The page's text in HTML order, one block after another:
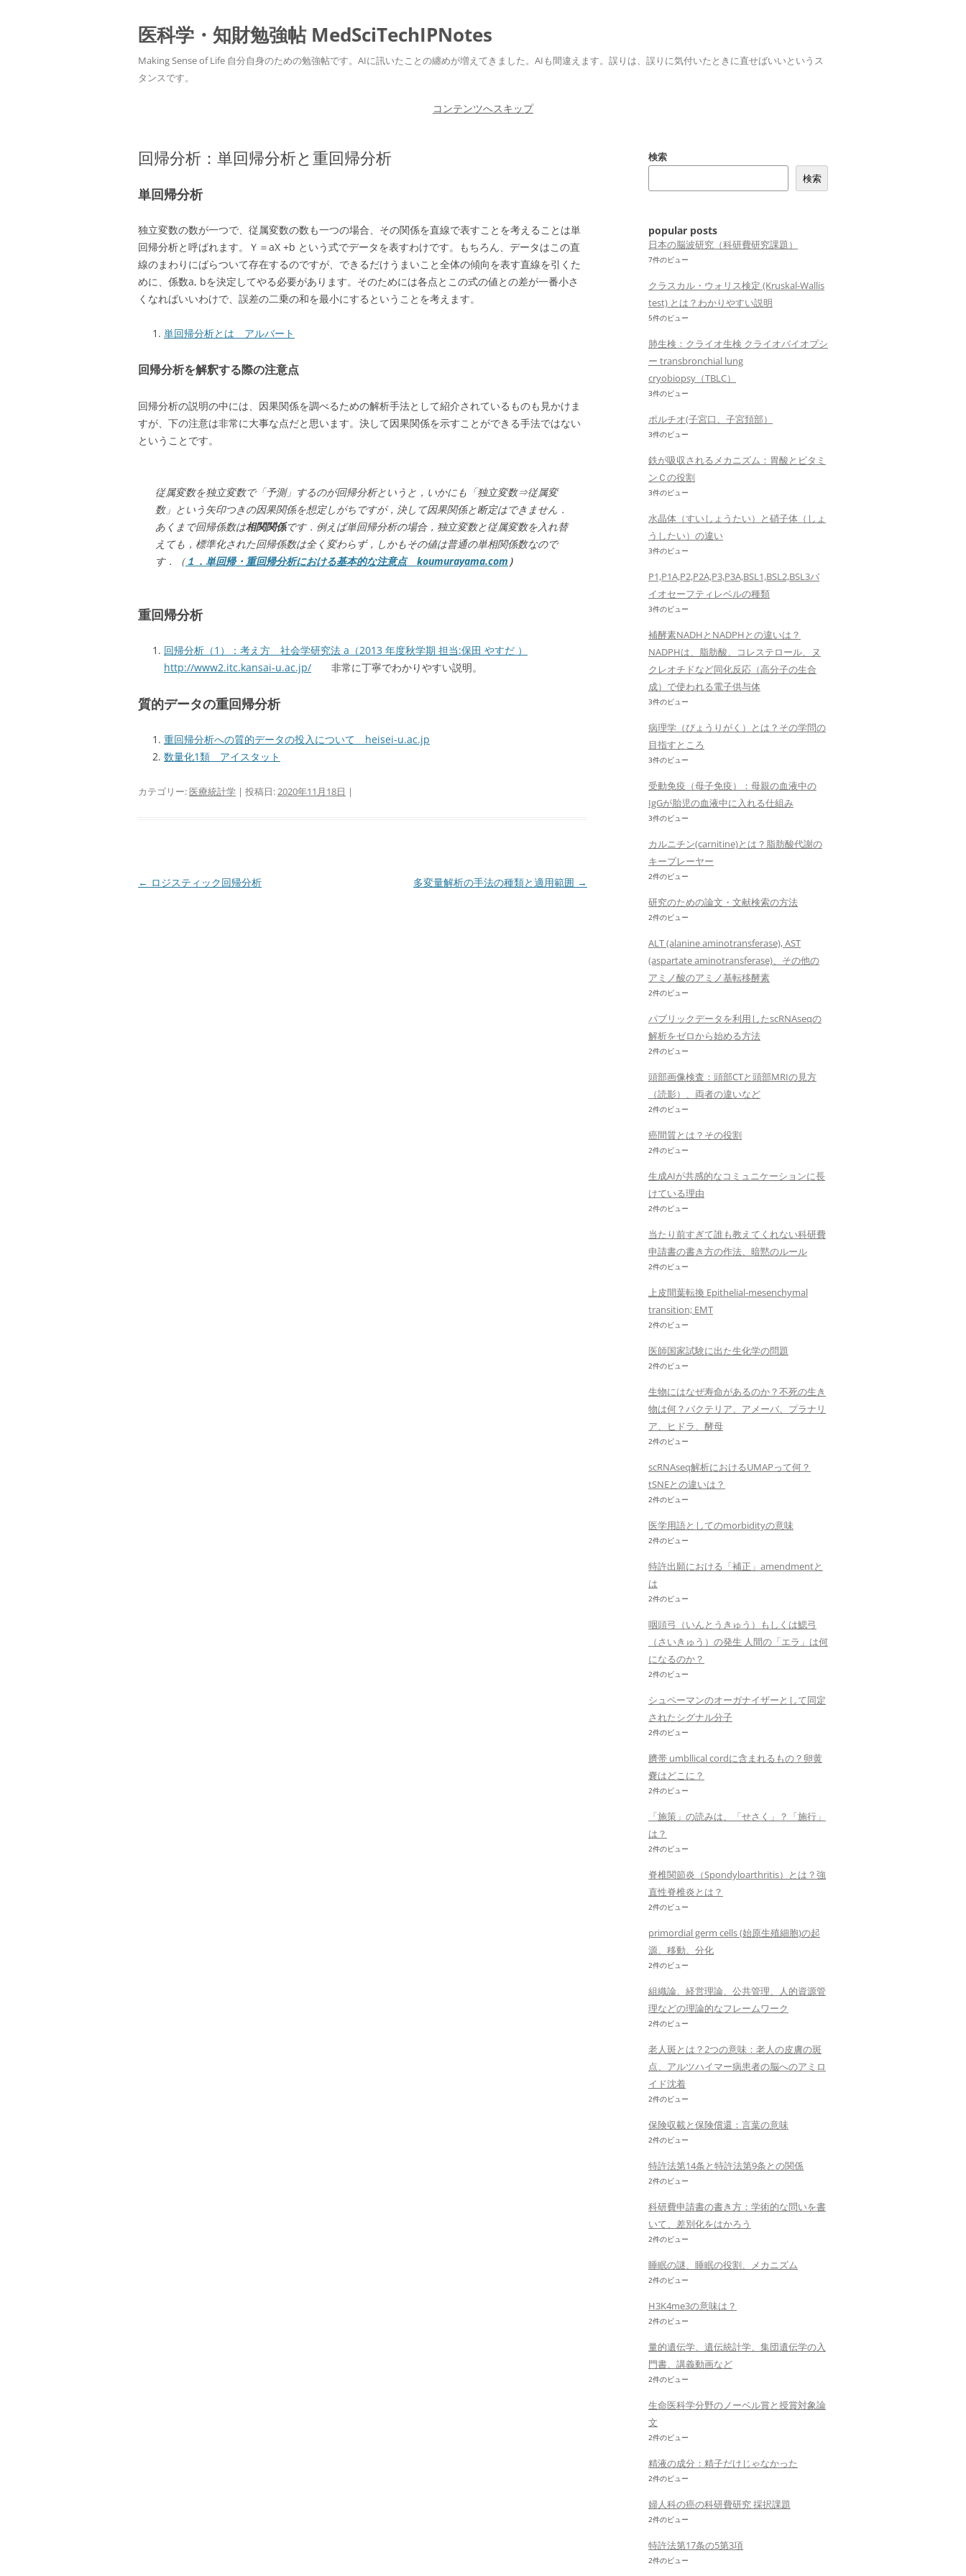
医科学・知財勉強帖 MedSciTechIPNotes
Making Sense of Life 自分自身のための勉強帖です。AIに訊いたことの纏めが増えてきました。AIも間違えます。誤りは、誤りに気付いたときに直せばいいというス
タンスです。
コンテンツへスキップ
回帰分析：単回帰分析と重回帰分析
単回帰分析
独立変数の数が一つで、従属変数の数も一つの場合、その関係を直線で表すことを考えることは単
回帰分析と呼ばれます。Ｙ＝aX +b という式でデータを表すわけです。もちろん、データはこの直
線のまわりにばらついて存在するのですが、できるだけうまいこと全体の傾向を表す直線を引くた
めに、係数a, bを決定してやる必要があります。そのためには各点とこの式の値との差が一番小さ
くなればいいわけで、誤差の二乗の和を最小にするということを考えます。
単回帰分析とは アルバート
回帰分析を解釈する際の注意点
回帰分析の説明の中には、因果関係を調べるための解析手法として紹介されているものも見かけま
すが、下の注意は非常に大事な点だと思います。決して因果関係を示すことができる手法ではない
ということです。
従属変数を独立変数で「予測」するのが回帰分析というと，いかにも「独立変数⇒従属変
数」という矢印つきの因果関係を想定しがちですが，決して因果関係と断定はできません．
あくまで回帰係数は相関関係です．例えば単回帰分析の場合，独立変数と従属変数を入れ替
えても，標準化された回帰係数は全く変わらず，しかもその値は普通の単相関係数なので
す．（１．単回帰・重回帰分析における基本的な注意点 koumurayama.com ）
重回帰分析
回帰分析（1）：考え方 社会学研究法 a（2013 年度秋学期 担当:保田 やすだ ）
http://www2.itc.kansai-u.ac.jp/ 非常に丁寧でわかりやすい説明。
質的データの重回帰分析
重回帰分析への質的データの投入について heisei-u.ac.jp
数量化1類 アイスタット
カテゴリー:医療統計学 | 投稿日:2020年11月18日 |
投
← ロジスティック回帰分析 多変量解析の手法の種類と適用範囲 →
検索
検索
popular posts
日本の脳波研究（科研費研究課題）
7件のビュー
クラスカル・ウォリス検定 (Kruskal-Wallis
test) とは？わかりやすい説明
5件のビュー
肺生検：クライオ生検 クライオバイオプシ
ー transbronchial lung
cryobiopsy（TBLC）
3件のビュー
ポルチオ(子宮口、子宮頚部）
3件のビュー
鉄が吸収されるメカニズム：胃酸とビタミ
ンＣの役割
3件のビュー
水晶体（すいしょうたい）と硝子体（しょ
うしたい）の違い
3件のビュー
P1,P1A,P2,P2A,P3,P3A,BSL1,BSL2,BSL3バ
イオセーフティレベルの種類
3件のビュー
補酵素NADHとNADPHとの違いは？
NADPHは、脂肪酸、コレステロール、ヌ
クレオチドなど同化反応（高分子の生合
成）で使われる電子供与体
3件のビュー
病理学（びょうりがく）とは？その学問の
目指すところ
3件のビュー
受動免疫（母子免疫）：母親の血液中の
IgGが胎児の血液中に入れる仕組み
3件のビュー
カルニチン(carnitine)とは？脂肪酸代謝の
キープレーヤー
2件のビュー
研究のための論文・文献検索の方法
2件のビュー
ALT (alanine aminotransferase), AST
(aspartate aminotransferase)、その他の
アミノ酸のアミノ基転移酵素
2件のビュー
パブリックデータを利用したscRNAseqの
解析をゼロから始める方法
2件のビュー
頭部画像検査：頭部CTと頭部MRIの見方
（読影）、両者の違いなど
2件のビュー
癌間質とは？その役割
2件のビュー
生成AIが共感的なコミュニケーションに長
けている理由
2件のビュー
当たり前すぎて誰も教えてくれない科研費
申請書の書き方の作法、暗黙のルール
2件のビュー
上皮間葉転換 Epithelial-mesenchymal
transition; EMT
2件のビュー
医師国家試験に出た生化学の問題
2件のビュー
生物にはなぜ寿命があるのか？不死の生き
物は何？バクテリア、アメーバ、プラナリ
ア、ヒドラ、酵母
2件のビュー
scRNAseq解析におけるUMAPって何？
tSNEとの違いは？
2件のビュー
医学用語としてのmorbidityの意味
2件のビュー
特許出願における「補正」amendmentと
は
2件のビュー
咽頭弓（いんとうきゅう）もしくは鰓弓
（さいきゅう）の発生 人間の「エラ」は何
になるのか？
2件のビュー
シュペーマンのオーガナイザーとして同定
されたシグナル分子
2件のビュー
臍帯 umbllical cordに含まれるもの？卵黄
嚢はどこに？
2件のビュー
「施策」の読みは、「せさく」？「施行」
は？
2件のビュー
脊椎関節炎（Spondyloarthritis）とは？強
直性脊椎炎とは？
2件のビュー
primordial germ cells (始原生殖細胞)の起
源、移動、分化
2件のビュー
組織論、経営理論、公共管理、人的資源管
理などの理論的なフレームワーク
2件のビュー
老人斑とは？2つの意味：老人の皮膚の斑
点、アルツハイマー病患者の脳へのアミロ
イド沈着
2件のビュー
保険収載と保険償還：言葉の意味
2件のビュー
特許法第14条と特許法第9条との関係
2件のビュー
科研費申請書の書き方：学術的な問いを書
いて、差別化をはかろう
2件のビュー
睡眠の謎、睡眠の役割、メカニズム
2件のビュー
H3K4me3の意味は？
2件のビュー
量的遺伝学、遺伝統計学、集団遺伝学の入
門書、講義動画など
2件のビュー
生命医科学分野のノーベル賞と授賞対象論
文
2件のビュー
精液の成分：精子だけじゃなかった
2件のビュー
婦人科の癌の科研費研究 採択課題
2件のビュー
特許法第17条の5第3項
2件のビュー